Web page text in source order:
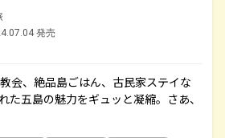
発売
会、絶品島ごはん、古民家ステイな
た五島の魅力をギュッと凝縮。さあ、